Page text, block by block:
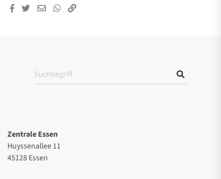
Zentrale Essen
Huyssenallee 11
45128 Essen